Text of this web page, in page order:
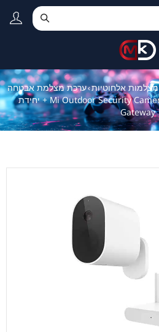
מצלמות אלחוטיות›ערכת מצלמת אבטחה
חיצונית אלחוטית Mi Outdoor Security Camera 1080p + יחידת
Gateway